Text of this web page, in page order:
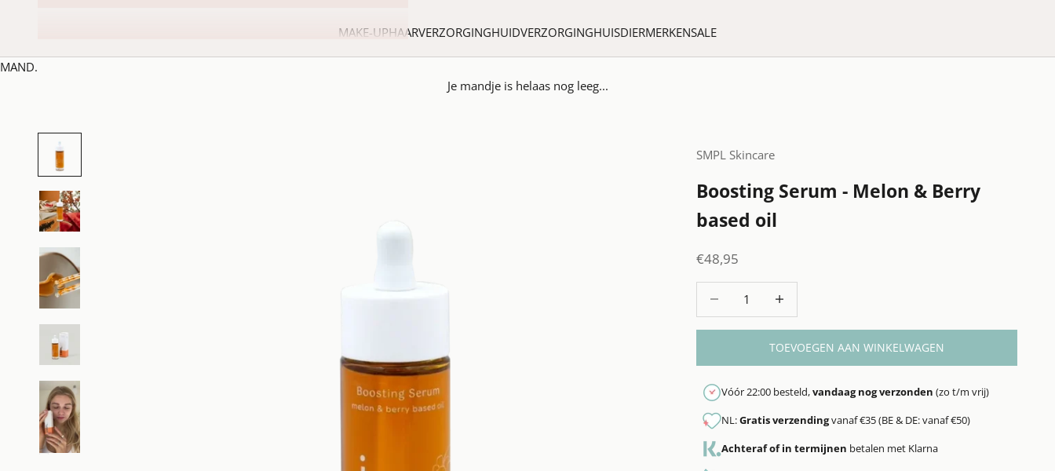
MAKE-UPHAARVERZORGINGHUIDVERZORGINGHUISDIERMERKENSALE
MAND.
Je mandje is helaas nog leeg...
SMPL Skincare
Boosting Serum - Melon & Berry
based oil
Aanbiedingsprijs
€48,95
TOEVOEGEN AAN WINKELWAGEN
Vóór 22:00 besteld,vandaag nog verzonden (zo t/m vrij)
NL:Gratis verzendingvanaf €35 (BE & DE: vanaf €50)
Achteraf of in termijnen betalen met Klarna